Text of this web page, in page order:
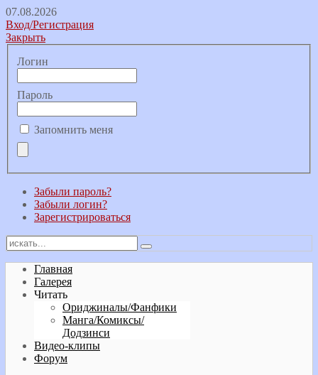
07.08.2026
Вход/Регистрация
Закрыть
Логин
Пароль
Запомнить меня
Забыли пароль?
Забыли логин?
Зарегистрироваться
Главная
Галерея
Читать
Ориджиналы/Фанфики
Манга/Комиксы/
Додзинси
Видео-клипы
Форум